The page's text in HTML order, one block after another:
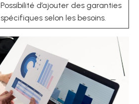
Possibilité d’ajouter des garanties
spécifiques selon les besoins.